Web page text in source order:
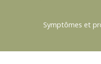
Symptômes et